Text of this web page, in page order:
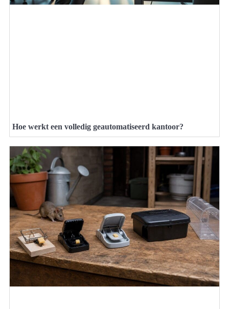
Hoe werkt een volledig geautomatiseerd kantoor?